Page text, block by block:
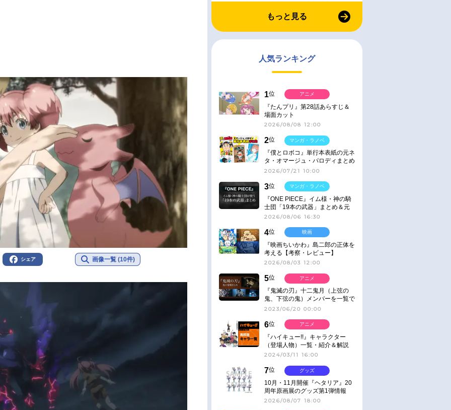
シェア 画像一覧 (10件)
もっと見る
人気ランキング
1位
『たんプリ』第28話あらすじ＆
場面カット
2026/08/08 12:00
アニメ
2位
『僕とロボコ』単行本表紙の元ネ
タ・オマージュ・パロディまとめ
2026/07/21 10:00
マンガ・ラノベ
3位
『ONE PIECE』イム様・神の騎
士団「19本の武器」まとめ＆元
ネタ
2026/08/06 16:30
マンガ・ラノベ
4位
『映画ちいかわ』島二郎の正体を
考える【考察・レビュー】
2026/08/03 12:00
映画
5位
『鬼滅の刃』十二鬼月（上弦の
鬼、下弦の鬼）メンバーを一覧で
紹介＆解説（登場鬼の情報まと
2023/06/20 00:00
アニメ
6位
『ハイキュー!!』キャラクター
（登場人物）一覧・紹介＆解説
2024/03/11 16:00
アニメ
7位
10月・11月開催『ヘタリア』20
周年原画展のグッズ第1弾情報
2026/08/07 18:00
グッズ